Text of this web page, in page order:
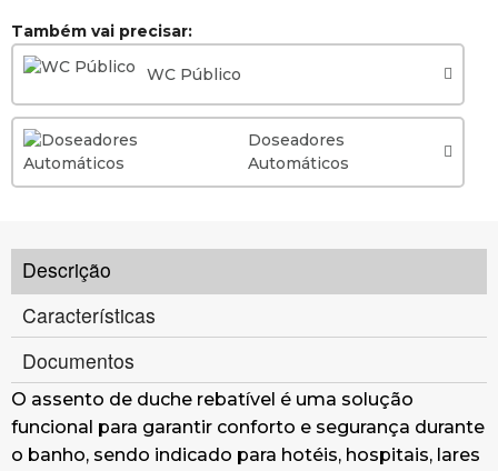
Também vai precisar:
WC Público
Doseadores
Automáticos
Descrição
Características
Documentos
O assento de duche rebatível é uma solução
funcional para garantir conforto e segurança durante
o banho, sendo indicado para hotéis, hospitais, lares